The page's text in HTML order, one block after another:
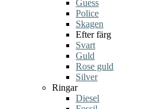
Guess
Police
Skagen
Efter färg
Svart
Guld
Rose guld
Silver
Ringar
Diesel